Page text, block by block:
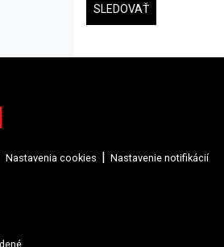
SLEDOVAŤ
Nastavenia cookies Nastavenie notifikácií